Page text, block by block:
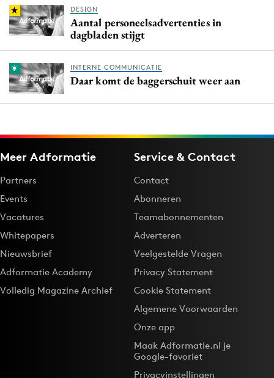
DESIGN
Aantal personeelsadvertenties in
dagbladen stijgt
INTERNE COMMUNICATIE
Daar komt de baggerschuit weer aan
Meer Adformatie
Partners
Events
Vacatures
Whitepapers
Nieuwsbrief
Adformatie Academy
Volledig Magazine Archief
Service & Contact
Contact
Abonneren
Teamabonnementen
Adverteren
Veelgestelde Vragen
Privacy Statement
Cookie Statement
Algemene Voorwaarden
Onze app
Maak Adformatie.nl je
Google-favoriet
Privacyinstellingen